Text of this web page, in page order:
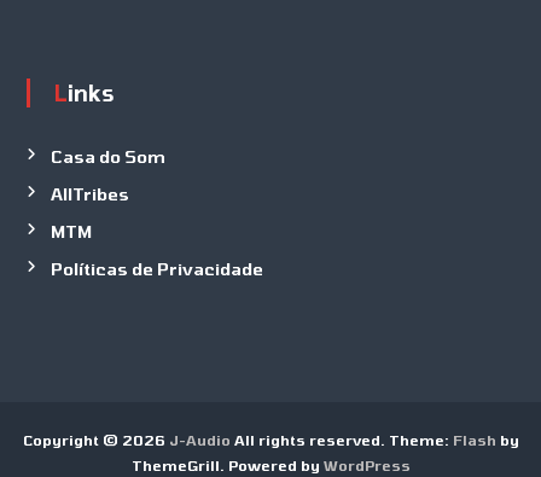
Links
Casa do Som
AllTribes
MTM
Políticas de Privacidade
Copyright © 2026 J-Audio All rights reserved. Theme: Flash by
ThemeGrill. Powered by WordPress